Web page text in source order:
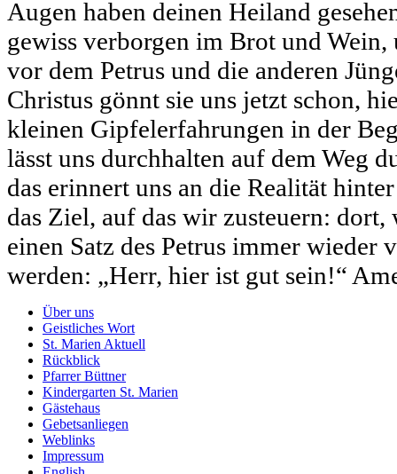
Augen haben deinen Heiland
gewiss verborgen im Brot und Wein,
vor dem Petrus und die anderen
Christus gönnt sie uns jetzt schon,
kleinen Gipfelerfahrungen in der
lässt uns durchhalten auf dem Weg
das erinnert uns an die Realität
das Ziel, auf das wir zusteuern:
einen Satz des Petrus immer wieder
werden: „Herr, hier ist gut sein!“
Über uns
Geistliches Wort
St. Marien Aktuell
Rückblick
Pfarrer Büttner
Kindergarten St. Marien
Gästehaus
Gebetsanliegen
Weblinks
Impressum